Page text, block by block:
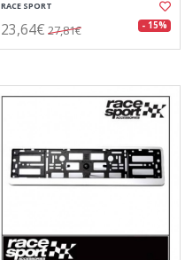
RACE SPORT
23,64€ 27,81€ - 15%